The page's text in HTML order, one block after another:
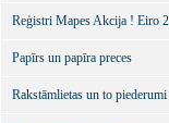
Reģistri Mapes Akcija ! Eiro
Papīrs un papīra preces
Rakstāmlietas un to piederumi